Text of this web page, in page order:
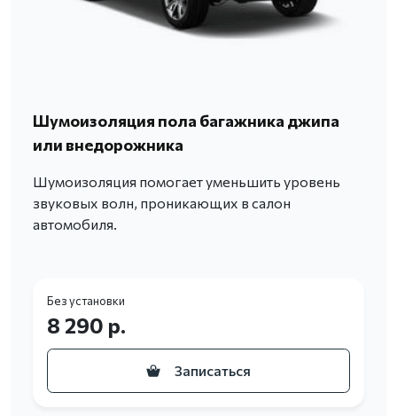
Шумоизоляция пола багажника джипа
или внедорожника
Шумоизоляция помогает уменьшить уровень
звуковых волн, проникающих в салон
автомобиля.
Без установки
8 290 р.
Записаться